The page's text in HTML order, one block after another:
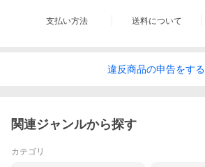
支払い方法 送料について
違反商品の申告をする
関連ジャンルから探す
カテゴリ